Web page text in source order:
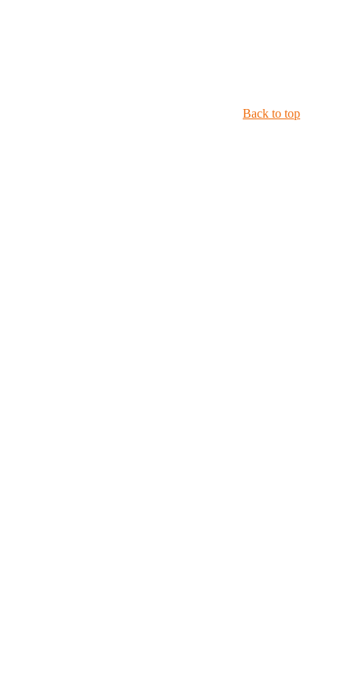
Back to top